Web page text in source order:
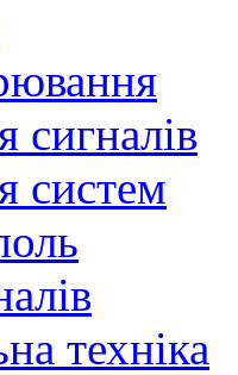
систем
техніка